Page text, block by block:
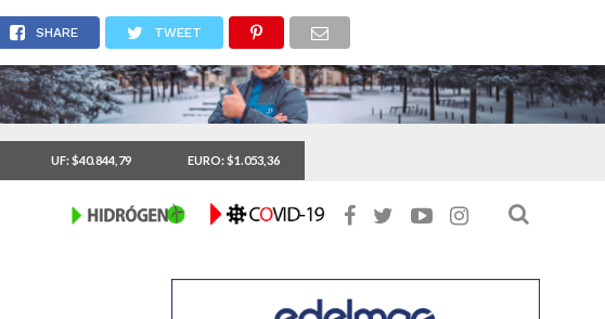
UF: $40.844,79 EURO: $1.053,36
SHARE TWEET